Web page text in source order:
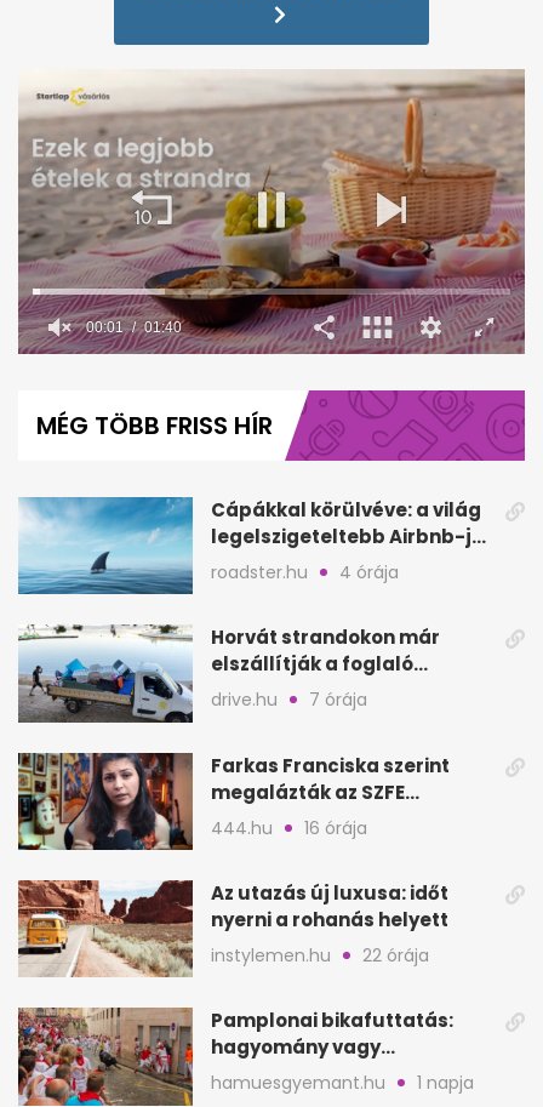
minute,
00:02 01:40
MÉG TÖBB FRISS HÍR
Cápákkal körülvéve: a világ
legelszigeteltebb Airbnb-je
a nyílt tengeren
roadster.hu 4 órája
Horvát strandokon már
elszállítják a foglaló
törölközőket is
drive.hu 7 órája
Farkas Franciska szerint
megalázták az SZFE
felvételijén, vizsgálat indult
444.hu 16 órája
Az utazás új luxusa: időt
nyerni a rohanás helyett
instylemen.hu 22 órája
Pamplonai bikafuttatás:
hagyomány vagy
értelmetlen vérontás?
hamuesgyemant.hu 1 napja